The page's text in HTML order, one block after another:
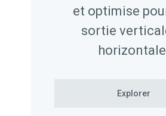
et optimise
sortie
Explorer